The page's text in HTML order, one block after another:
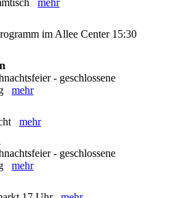
mehr
im Allee Center 15:30
- geschlossene
mehr
mehr
- geschlossene
mehr